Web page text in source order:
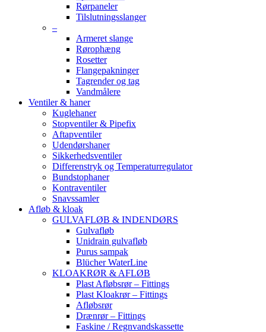
Rørpaneler
Tilslutningsslanger
–
Armeret slange
Rørophæng
Rosetter
Flangepakninger
Tagrender og tag
Vandmålere
Ventiler & haner
Kuglehaner
Stopventiler & Pipefix
Aftapventiler
Udendørshaner
Sikkerhedsventiler
Differenstryk og Temperaturregulator
Bundstophaner
Kontraventiler
Snavssamler
Afløb & kloak
GULVAFLØB & INDENDØRS
Gulvafløb
Unidrain gulvafløb
Purus sampak
Blücher WaterLine
KLOAKRØR & AFLØB
Plast Afløbsrør – Fittings
Plast Kloakrør – Fittings
Afløbsrør
Drænrør – Fittings
Faskine / Regnvandskassette